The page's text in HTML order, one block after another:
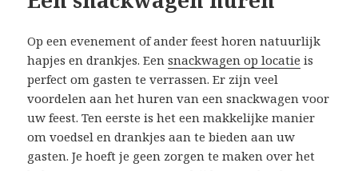
Op een evenement of ander feest horen natuurlijk
hapjes en drankjes. Eensnackwagen op locatie is
perfect om gasten te verrassen. Er zijn veel
voordelen aan het huren van een snackwagen voor
uw feest. Ten eerste is het een makkelijke manier
om voedsel en drankjes aan te bieden aan uw
gasten. Je hoeft je geen zorgen te maken over het